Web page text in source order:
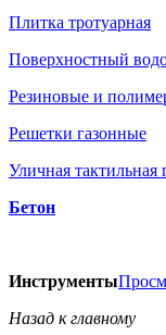
Плитка тротуарная
Поверхностный
Резиновые и
Решетки газонные
Уличная тактильная
Бетон
Инструменты
Назад к главному